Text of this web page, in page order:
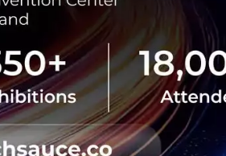
ของตัวเอง คุณอาจหายไป